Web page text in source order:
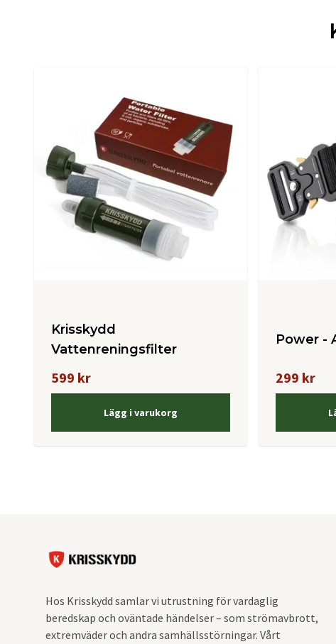
Krisskydd
Vattenreningsfilter
599 kr
Lägg i varukorg
Power -
299 kr
Hos Krisskydd samlar vi utrustning för vardaglig
beredskap och oväntade händelser – som strömavbrott,
extremväder och andra samhällsstörningar. Vårt